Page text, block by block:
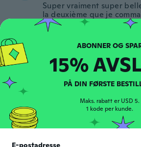
Super vraiment super
la deuxième que je
parfaite le tissus est léger
ca. 8 år siden
S 2 omtaler
ca. 8 år siden
15%
PÅ DIN FØRSTE
Maks. rabatt er USD 5.
1 kode per kunde.
E-postadresse